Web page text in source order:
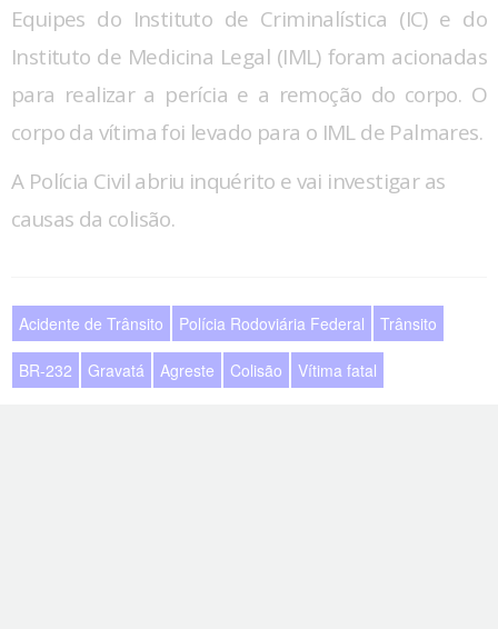
Equipes do Instituto de Criminalística (IC) e do
Instituto de Medicina Legal (IML) foram acionadas
para realizar a perícia e a remoção do corpo. O
corpo da vítima foi levado para o IML de Palmares.
A Polícia Civil abriu inquérito e vai investigar as
causas da colisão.
Acidente de Trânsito Polícia Rodoviária Federal Trânsito
BR-232 Gravatá Agreste Colisão Vítima fatal